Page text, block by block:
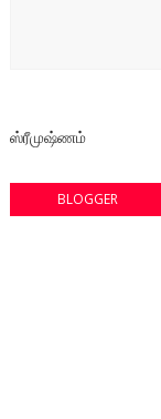
ஸ்ரீமுஷ்ணம்
BLOGGER